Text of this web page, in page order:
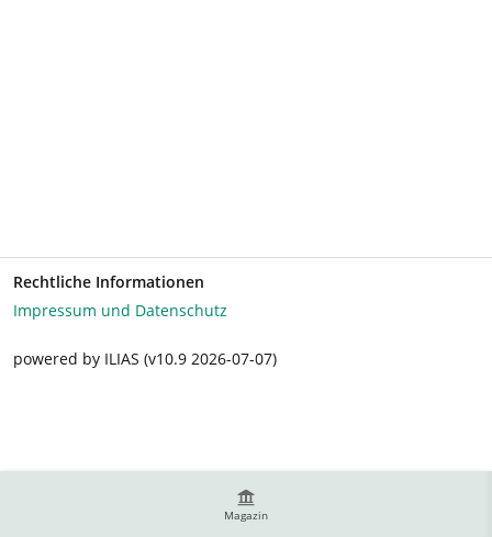
Magazin
Rechtliche Informationen
Impressum und Datenschutz
powered by ILIAS (v10.9 2026-07-07)